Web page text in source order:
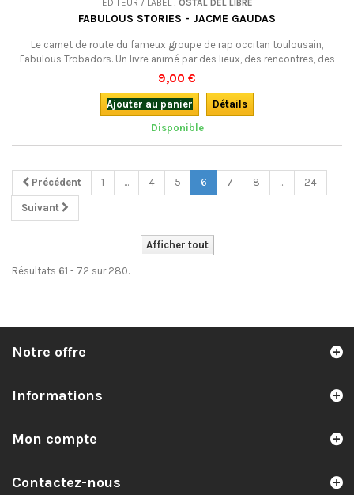
EDITEUR / LABEL : OSTAL DEL LIBRE
FABULOUS STORIES - JACME GAUDAS
Le carnet de route du fameux groupe de rap occitan toulousain,
Fabulous Trobadors. Un livre animé par des lieux, des rencontres, des
conversations socratiques, des photos et des textes de chansons
(bilingues).
9,00 €
Ajouter au panier
Détails
Disponible
Précédent 1 ... 4 5 6 7 8 ... 24
Suivant
Afficher tout
Résultats 61 - 72 sur 280.
Notre offre
Informations
Mon compte
Contactez-nous